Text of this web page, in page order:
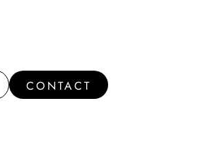
CONTACT